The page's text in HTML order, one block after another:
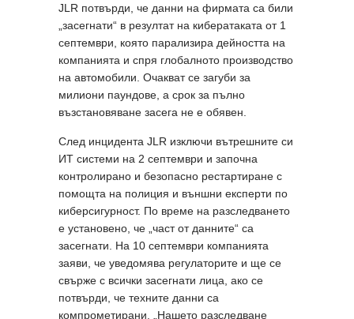
JLR потвърди, че данни на фирмата са били
„засегнати“ в резултат на кибератаката от 1
септември, която парализира дейността на
компанията и спря глобалното производство
на автомобили. Очакват се загуби за
милиони паундове, а срок за пълно
възстановяване засега не е обявен.
След инцидента JLR изключи вътрешните си
ИТ системи на 2 септември и започна
контролирано и безопасно рестартиране с
помощта на полиция и външни експерти по
киберсигурност. По време на разследването
е установено, че „част от данните“ са
засегнати. На 10 септември компанията
заяви, че уведомява регулаторите и ще се
свърже с всички засегнати лица, ако се
потвърди, че техните данни са
компрометирани. „Нашето разследване